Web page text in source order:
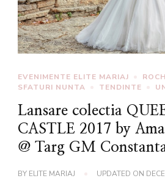
EVENIMENTE ELITE MARIAJ
SFATURI NUNTA
TENDINTE
Lansare colectia
CASTLE 2017 by
@ Targ GM
BY ELITE MARIAJ UPDATED ON